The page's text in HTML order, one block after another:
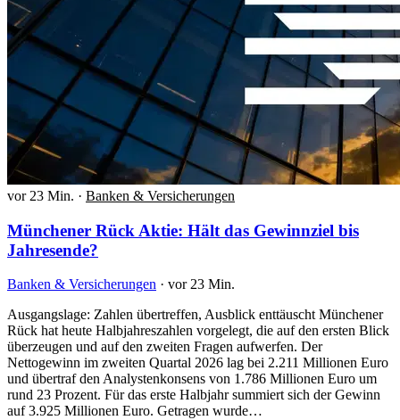
vor 23 Min. · Banken & Versicherungen
Münchener Rück Aktie: Hält das Gewinnziel bis
Jahresende?
Banken & Versicherungen · vor 23 Min.
Ausgangslage: Zahlen übertreffen, Ausblick enttäuscht Münchener
Rück hat heute Halbjahreszahlen vorgelegt, die auf den ersten Blick
überzeugen und auf den zweiten Fragen aufwerfen. Der
Nettogewinn im zweiten Quartal 2026 lag bei 2.211 Millionen Euro
und übertraf den Analystenkonsens von 1.786 Millionen Euro um
rund 23 Prozent. Für das erste Halbjahr summiert sich der Gewinn
auf 3.925 Millionen Euro. Getragen wurde…